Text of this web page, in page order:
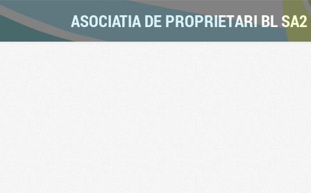
ASOCIATIA DE PROPRIETARI BL SA2